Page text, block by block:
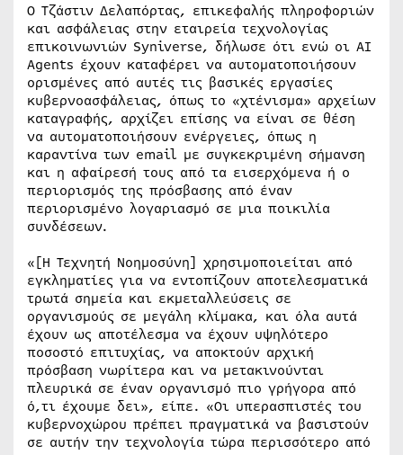
Ο Τζάστιν Δελαπόρτας, επικεφαλής πληροφοριών
και ασφάλειας στην εταιρεία τεχνολογίας
επικοινωνιών Syniverse, δήλωσε ότι ενώ οι AI
Agents έχουν καταφέρει να αυτοματοποιήσουν
ορισμένες από αυτές τις βασικές εργασίες
κυβερνοασφάλειας, όπως το «χτένισμα» αρχείων
καταγραφής, αρχίζει επίσης να είναι σε θέση
να αυτοματοποιήσουν ενέργειες, όπως η
καραντίνα των email με συγκεκριμένη σήμανση
και η αφαίρεσή τους από τα εισερχόμενα ή ο
περιορισμός της πρόσβασης από έναν
περιορισμένο λογαριασμό σε μια ποικιλία
συνδέσεων.
«[Η Τεχνητή Νοημοσύνη] χρησιμοποιείται από
εγκληματίες για να εντοπίζουν αποτελεσματικά
τρωτά σημεία και εκμεταλλεύσεις σε
οργανισμούς σε μεγάλη κλίμακα, και όλα αυτά
έχουν ως αποτέλεσμα να έχουν υψηλότερο
ποσοστό επιτυχίας, να αποκτούν αρχική
πρόσβαση νωρίτερα και να μετακινούνται
πλευρικά σε έναν οργανισμό πιο γρήγορα από
ό,τι έχουμε δει», είπε. «Οι υπερασπιστές του
κυβερνοχώρου πρέπει πραγματικά να βασιστούν
σε αυτήν την τεχνολογία τώρα περισσότερο από